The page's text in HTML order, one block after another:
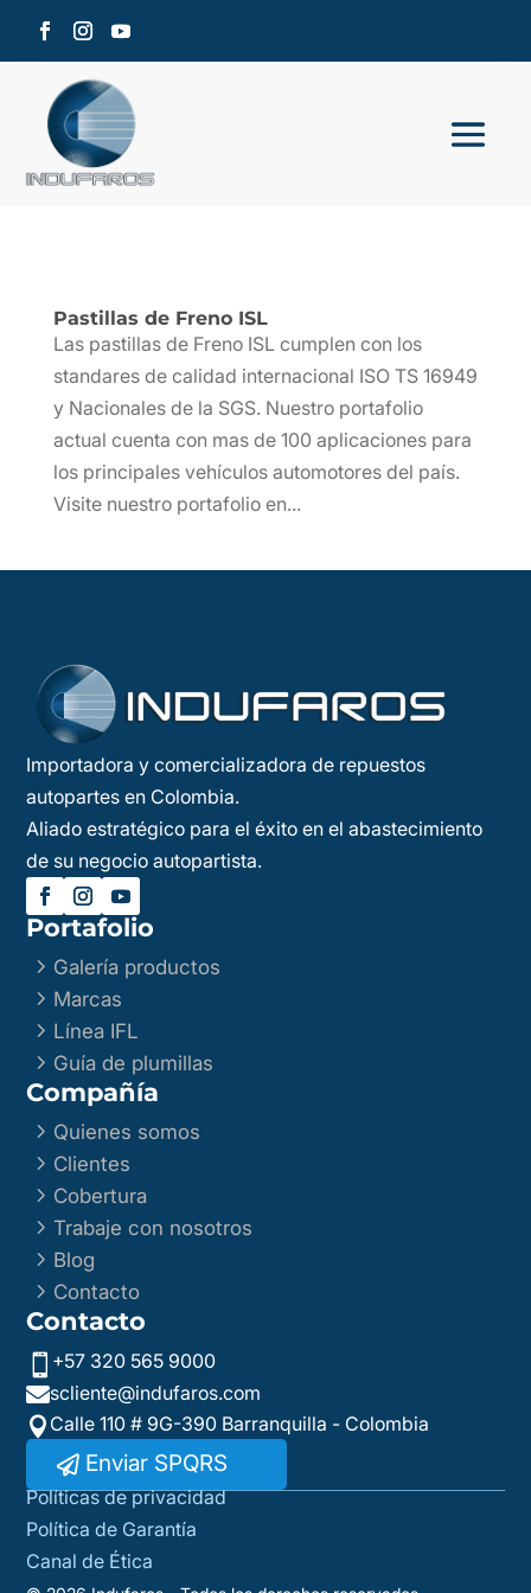
Pastillas de Freno ISL
Las pastillas de Freno ISL cumplen con los
standares de calidad internacional ISO TS 16949
y Nacionales de la SGS. Nuestro portafolio
actual cuenta con mas de 100 aplicaciones para
los principales vehículos automotores del país.
Visite nuestro portafolio en...
Importadora y comercializadora de repuestos
autopartes en Colombia.
Aliado estratégico para el éxito en el abastecimiento
de su negocio autopartista.
Portafolio
5 Galería productos
5 Marcas
5 Línea IFL
5 Guía de plumillas
Compañía
5 Quienes somos
5 Clientes
5 Cobertura
5Trabaje con nosotros
5 Blog
5 Contacto
Contacto
 +57 320 565 9000
scliente@indufaros.com
 Calle 110 # 9G-390 Barranquilla - Colombia
Enviar SPQRS
Políticas de privacidad
Política de Garantía
Canal de Ética